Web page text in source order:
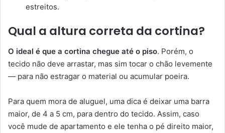
estreitos.
Qual a altura correta da cortina?
O ideal é que a cortina chegue até o piso. Porém, o
tecido não deve arrastar, mas sim tocar o chão levemente
— para não estragar o material ou acumular poeira.
Para quem mora de aluguel, uma dica é deixar uma barra
maior, de 4 a 5 cm, para dentro do tecido. Assim, caso
você mude de apartamento e ele tenha o pé direito maior,